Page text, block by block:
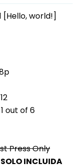
[Hello, world!]
out of 6
Press Only
INCLUIDA